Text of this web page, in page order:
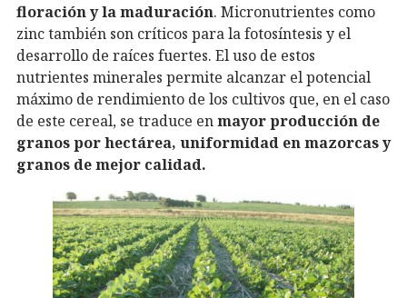
floración y la maduración. Micronutrientes como
zinc también son críticos para la fotosíntesis y el
desarrollo de raíces fuertes. El uso de estos
nutrientes minerales permite alcanzar el potencial
máximo de rendimiento de los cultivos que, en el caso
de este cereal, se traduce enmayor producción de
granos por hectárea, uniformidad en mazorcas y
granos de mejor calidad.